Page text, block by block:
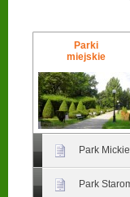
Parki
miejskie
Park
Park